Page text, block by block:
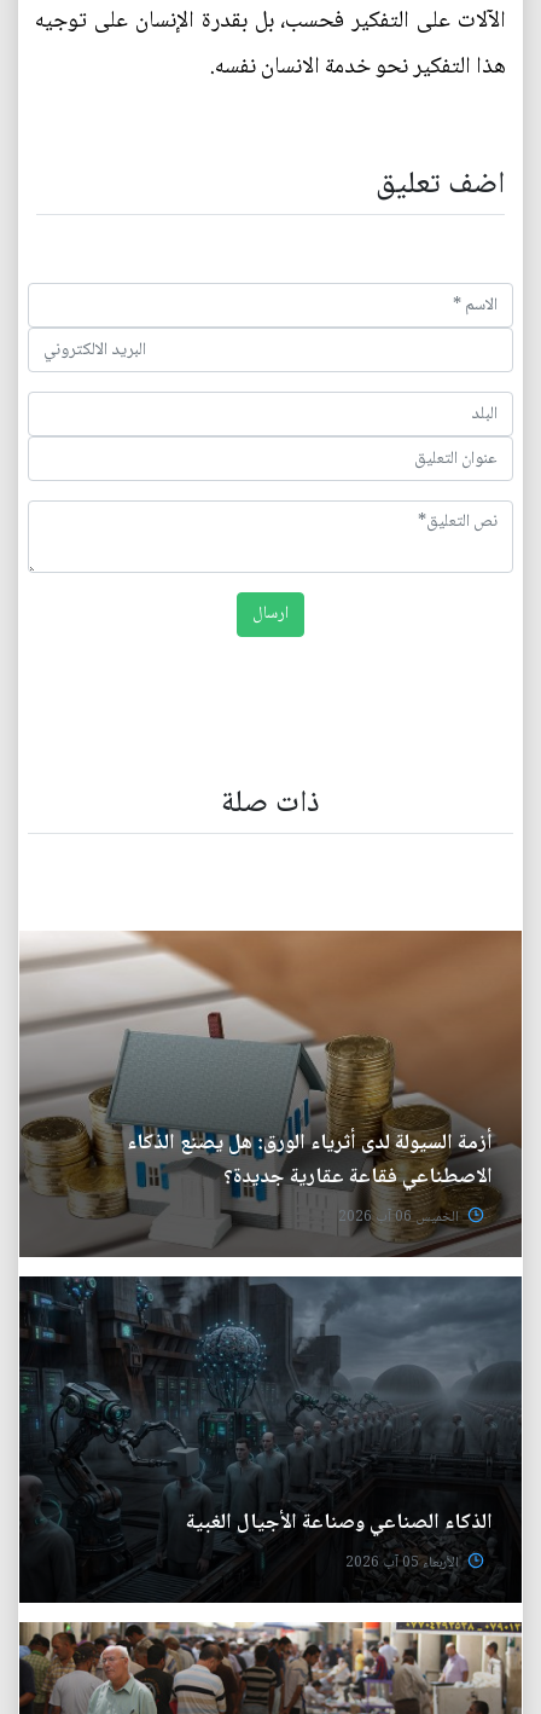
الآلات على التفكير فحسب، بل بقدرة الإنسان على توجيه
هذا التفكير نحو خدمة الانسان نفسه.
اضف تعليق
ذات صلة
أزمة السيولة لدى أثرياء الورق: هل يصنع الذكاء
الاصطناعي فقاعة عقارية جديدة؟
الخميس 06 آب 2026
الذكاء الصناعي وصناعة الأجيال الغبية
الأربعاء 05 آب 2026